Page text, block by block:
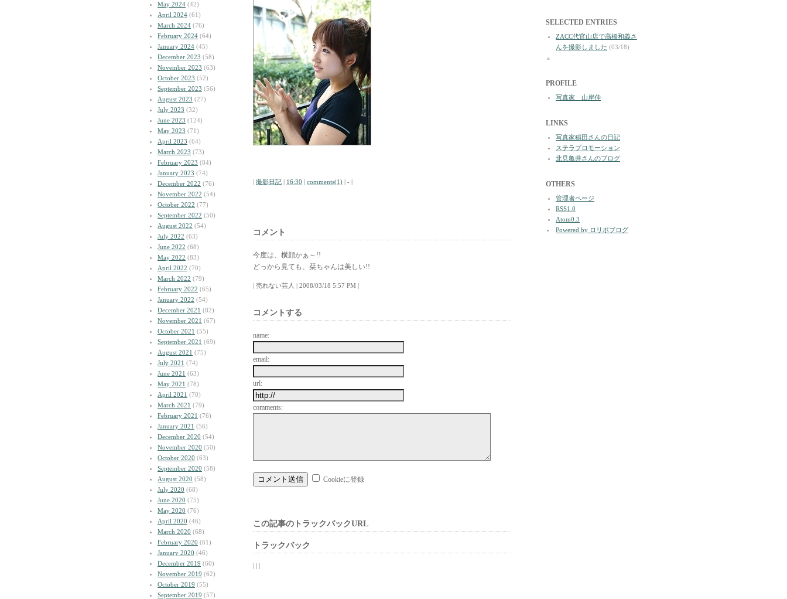
May 2024 (42)
April 2024 (61)
March 2024 (76)
February 2024 (64)
January 2024 (45)
December 2023 (58)
November 2023 (63)
October 2023 (52)
September 2023 (56)
August 2023 (27)
July 2023 (32)
June 2023 (124)
May 2023 (71)
April 2023 (64)
March 2023 (73)
February 2023 (84)
January 2023 (74)
December 2022 (76)
November 2022 (54)
October 2022 (77)
September 2022 (50)
August 2022 (54)
July 2022 (63)
June 2022 (68)
May 2022 (83)
April 2022 (70)
March 2022 (79)
February 2022 (65)
January 2022 (54)
December 2021 (82)
November 2021 (67)
October 2021 (55)
September 2021 (69)
August 2021 (75)
July 2021 (74)
June 2021 (63)
May 2021 (78)
April 2021 (70)
March 2021 (79)
February 2021 (76)
January 2021 (56)
December 2020 (54)
November 2020 (50)
October 2020 (63)
September 2020 (58)
August 2020 (58)
July 2020 (68)
June 2020 (75)
May 2020 (76)
April 2020 (46)
March 2020 (68)
February 2020 (61)
January 2020 (46)
December 2019 (60)
November 2019 (62)
October 2019 (55)
September 2019 (57)
| 撮影日記 | 16:30 | comments(1) | - |
コメント
今度は、横顔かぁ～!!
どっから見ても、栞ちゃんは美しい!!
| 売れない芸人 | 2008/03/18 5:57 PM |
コメントする
name:
email:
url:
comments:
Cookieに登録
この記事のトラックバックURL
トラックバック
| | |
SELECTED ENTRIES
ZACC代官山店で高橋和義さ
んを撮影しました (03/18)
a
PROFILE
写真家 山岸伸
LINKS
写真家稲田さんの日記
ステラプロモーション
北見亀井さんのブログ
OTHERS
管理者ページ
RSS1.0
Atom0.3
Powered by ロリポブログ